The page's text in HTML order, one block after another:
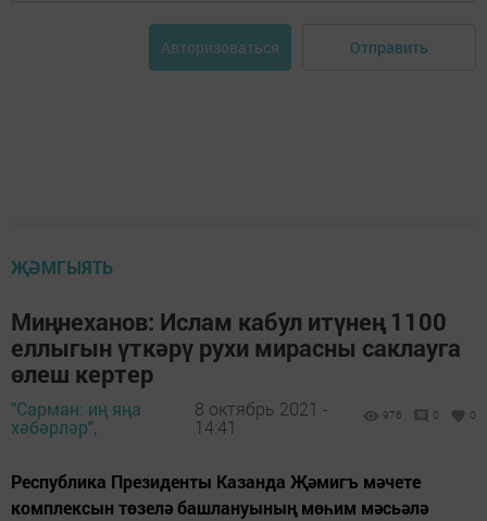
Авторизоваться Отправить
ҖӘМГЫЯТЬ
Миңнеханов: Ислам кабул итүнең 1100
еллыгын үткәрү рухи мирасны саклауга
өлеш кертер
"Сарман: иң яңа
хәбәрләр",
8 октябрь 2021 -
14:41
976 0 0
Республика Президенты Казанда Җәмигъ мәчете
комплексын төзелә башлануының мөһим мәсьәлә